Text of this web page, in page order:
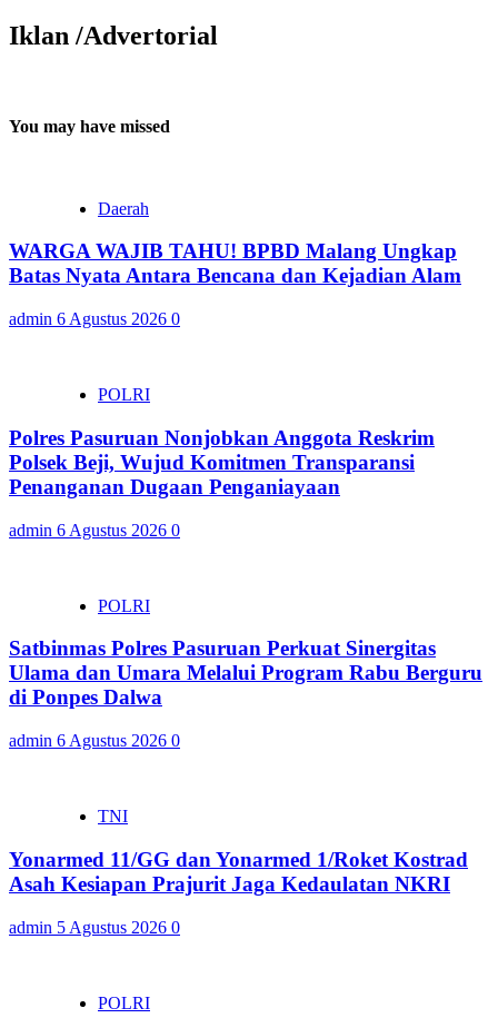
Iklan /Advertorial
You may have missed
Daerah
WARGA WAJIB TAHU! BPBD Malang Ungkap
Batas Nyata Antara Bencana dan Kejadian Alam
admin 6 Agustus 2026 0
POLRI
Polres Pasuruan Nonjobkan Anggota Reskrim
Polsek Beji, Wujud Komitmen Transparansi
Penanganan Dugaan Penganiayaan
admin 6 Agustus 2026 0
POLRI
Satbinmas Polres Pasuruan Perkuat Sinergitas
Ulama dan Umara Melalui Program Rabu Berguru
di Ponpes Dalwa
admin 6 Agustus 2026 0
TNI
Yonarmed 11/GG dan Yonarmed 1/Roket Kostrad
Asah Kesiapan Prajurit Jaga Kedaulatan NKRI
admin 5 Agustus 2026 0
POLRI